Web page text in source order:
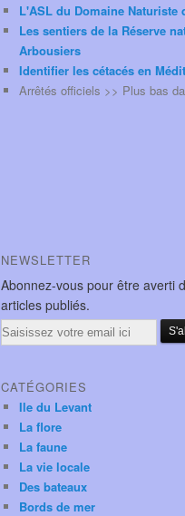
L'ASL du Domaine Naturiste
Les sentiers de la Réserve
Arbousiers
Identifier les cétacés en
Arrêtés officiels >> Plus bas
NEWSLETTER
Abonnez-vous pour être averti
articles publiés.
Email
CATÉGORIES
Ile du Levant
La flore
La faune
La vie locale
Des bateaux
Bords de mer